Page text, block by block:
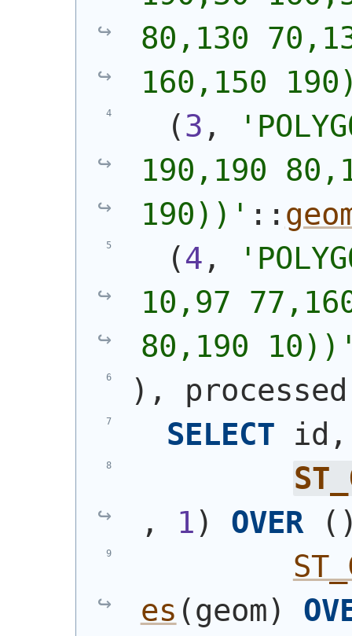
80,130
160,150
(3 , '
190,190
190)) ' ::
(4 , '
10,97
80,190 10))
) ,
SELECT id,
, 1) OVER (
es (geom)